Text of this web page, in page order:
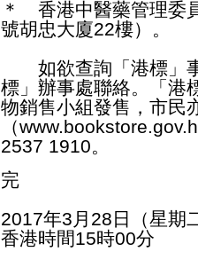
＊ 香港中醫藥管理委
號胡忠大廈22樓）。
如欲查詢「港標」事
標」辦事處聯絡。「港
物銷售小組發售，市民
（
2537 1910。
完
2017年3月28日（星期
香港時間15時00分